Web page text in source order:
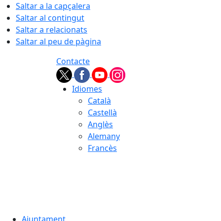
Saltar a la capçalera
Saltar al contingut
Saltar a relacionats
Saltar al peu de pàgina
Contacte
Idiomes
Català
Castellà
Anglès
Alemany
Francès